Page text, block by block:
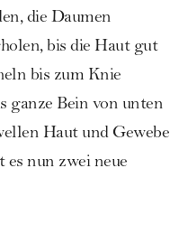
die Daumen
bis die Haut gut
bis zum Knie
ganze Bein von unten
Haut und Gewebe
nun zwei neue